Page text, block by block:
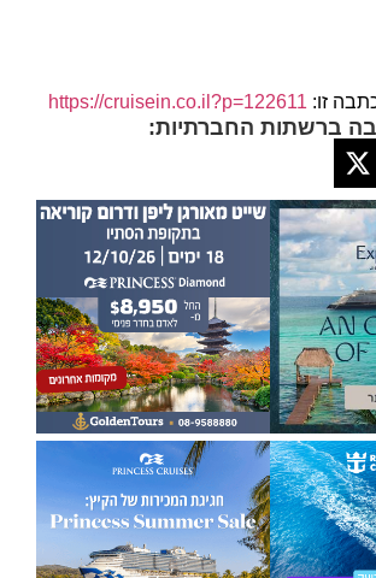
זו: https://cruisein.co.il?p=122611
ברשתות החברתיות: